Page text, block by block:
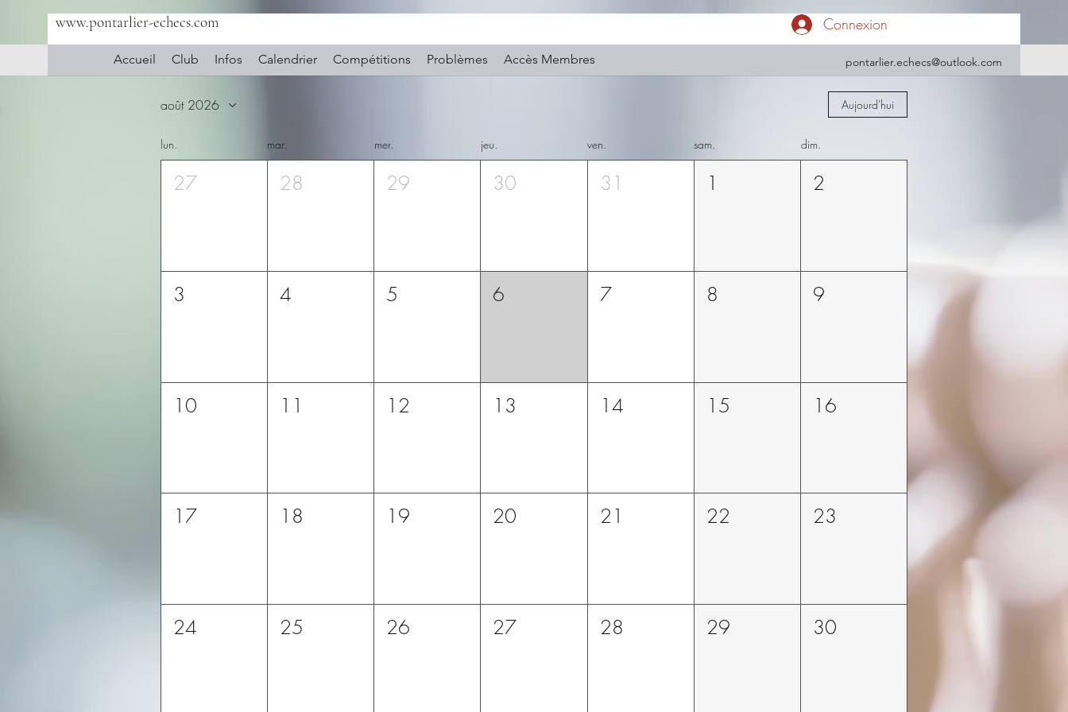
www.pontarlier-echecs.com
Accueil Club Infos Calendrier Compétitions Problèmes Accès Membres pontarlier.echecs@outlook.com
Connexion
août 2026 Aujourd'hui
lun. mar. mer. jeu. ven. sam. dim.
27 28 29 30 31 1 2
3 4 5 6 7 8 9
10 11 12 13 14 15 16
17 18 19 20 21 22 23
24 25 26 27 28 29 30